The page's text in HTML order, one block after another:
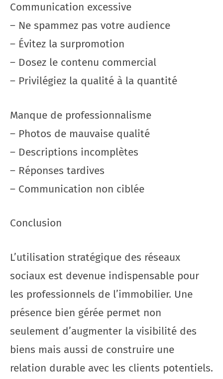
Communication excessive
– Ne spammez pas votre audience
– Évitez la surpromotion
– Dosez le contenu commercial
– Privilégiez la qualité à la quantité
Manque de professionnalisme
– Photos de mauvaise qualité
– Descriptions incomplètes
– Réponses tardives
– Communication non ciblée
Conclusion
L’utilisation stratégique des réseaux
sociaux est devenue indispensable pour
les professionnels de l’immobilier. Une
présence bien gérée permet non
seulement d’augmenter la visibilité des
biens mais aussi de construire une
relation durable avec les clients potentiels.